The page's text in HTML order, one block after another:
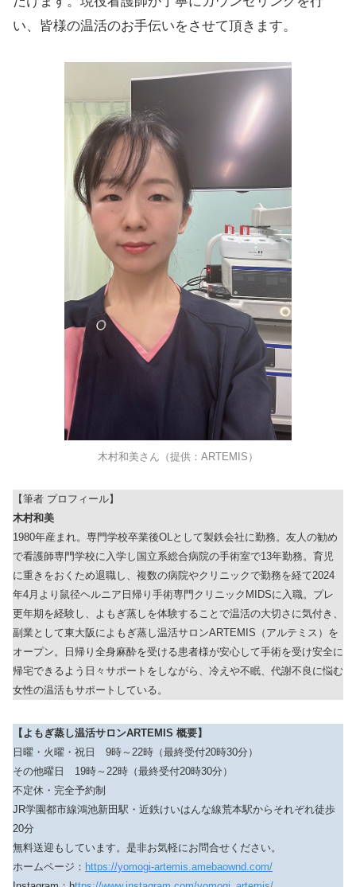
い、皆様の温活のお手伝いをさせて頂きます。
木村和美さん（提供：ARTEMIS）
【筆者 プロフィール】
木村和美
1980年産まれ。専門学校卒業後OLとして製鉄会社に勤務。友人の勧め
で看護師専門学校に入学し国立系総合病院の手術室で13年勤務。育児
に重きをおくため退職し、複数の病院やクリニックで勤務を経て2024
年4月より鼠径ヘルニア日帰り手術専門クリニックMIDSに入職。プレ
更年期を経験し、よもぎ蒸しを体験することで温活の大切さに気付き、
副業として東大阪によもぎ蒸し温活サロンARTEMIS（アルテミス）を
オープン。日帰り全身麻酔を受ける患者様が安心して手術を受け安全に
帰宅できるよう日々サポートをしながら、冷えや不眠、代謝不良に悩む
女性の温活もサポートしている。
【よもぎ蒸し温活サロンARTEMIS 概要】
日曜・火曜・祝日 9時～22時（最終受付20時30分）
その他曜日 19時～22時（最終受付20時30分）
不定休・完全予約制
JR学園都市線鴻池新田駅・近鉄けいはんな線荒本駅からそれぞれ徒歩
20分
無料送迎もしています。是非お気軽にお問合せください。
ホームページ： https://yomogi-artemis.amebaownd.com/